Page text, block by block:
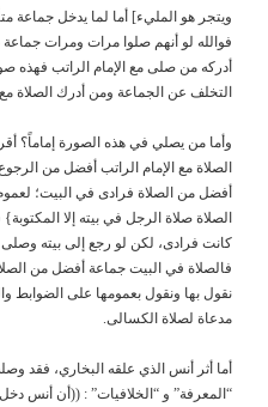
ويتجر هو المليء] أما لما يدخل جماعة
فوالله لو أنهم صلوا مرات ومرات جماعة
أدركه من صلى مع الإمام الراتب فهذه
التخلف عن الجماعة ومن أدرك الصلاة
وأما من يصلي في هذه الصورة إماماً؟
الصلاة مع الإمام الراتب أفضل من
أفضل من الصلاة فرادى في البيت؛
الصلاة صلاة الرجل في بيته إلا
كانت فرادى، لكن لو رجع إلى بيته وصلى
فالصلاة في البيت جماعة أفضل من
نقول بها ونقول بعمومها على الضوابط
مدعاة لصلاة الكسالى.
أما أثر أنس الذي علقه البخاري، فقد
“المعرفة” و “الخلافيات” : ((أن أنس